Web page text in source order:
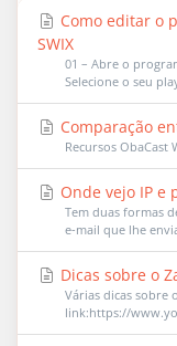
Como editar o
SWIX
01 – Abre o
Selecione o seu
Comparação
Recursos
Onde vejo IP e
Tem duas formas
e-mail que lhe
Dicas sobre o
Várias dicas sobre
link:https://